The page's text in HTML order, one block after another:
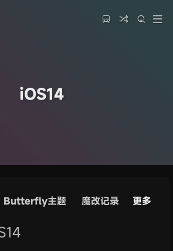
iOS14
Butterfly主题 魔改记录 源码
更多